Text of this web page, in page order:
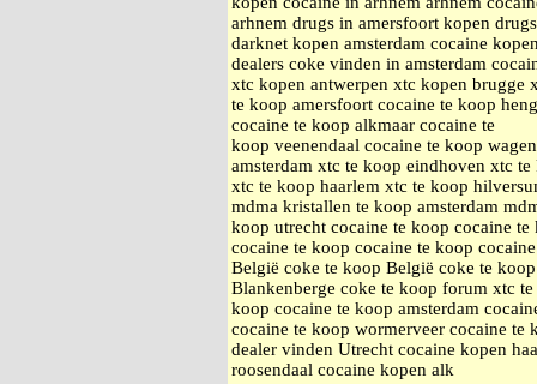
arhnem drugs in amersfoort kopen
darknet kopen amsterdam cocaine
dealers coke vinden in amsterdam
xtc kopen antwerpen xtc kopen brugge
te koop amersfoort cocaine te koop
cocaine te koop alkmaar cocaine te
koop veenendaal cocaine te koop
amsterdam xtc te koop eindhoven xtc
xtc te koop haarlem xtc te koop
mdma kristallen te koop amsterdam
koop utrecht cocaine te koop cocaine
cocaine te koop cocaine te koop
België coke te koop België coke te
Blankenberge coke te koop forum xtc
koop cocaine te koop amsterdam
cocaine te koop wormerveer cocaine te
dealer vinden Utrecht cocaine kopen
roosendaal cocaine kopen alk